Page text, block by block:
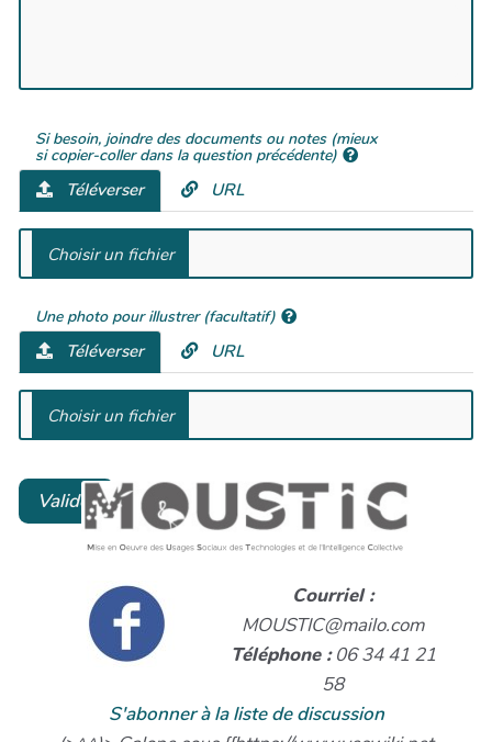
Si besoin, joindre des documents ou notes (mieux
si copier-coller dans la question précédente)
Téléverser URL
Une photo pour illustrer (facultatif)
Téléverser URL
Valider Annuler
Courriel :
MOUSTIC@mailo.com
Téléphone :06 34 41 21
58
S'abonner à la liste de discussion